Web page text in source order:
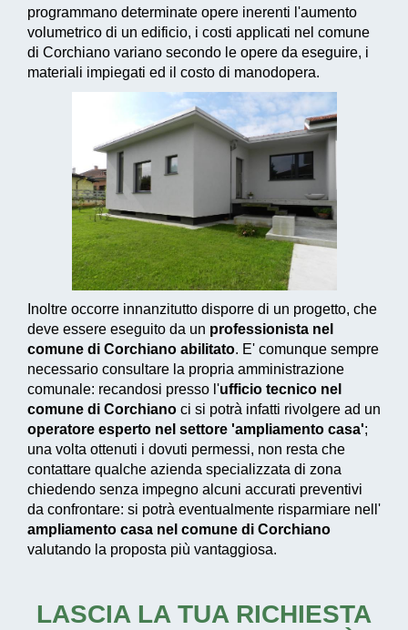
programmano determinate opere inerenti l'aumento
volumetrico di un edificio, i costi applicati nel comune
di Corchiano variano secondo le opere da eseguire, i
materiali impiegati ed il costo di manodopera.
Inoltre occorre innanzitutto disporre di un progetto, che
deve essere eseguito da un professionista nel
comune di Corchiano abilitato. E' comunque sempre
necessario consultare la propria amministrazione
comunale: recandosi presso l'ufficio tecnico nel
comune di Corchiano ci si potrà infatti rivolgere ad un
operatore esperto nel settore 'ampliamento casa';
una volta ottenuti i dovuti permessi, non resta che
contattare qualche azienda specializzata di zona
chiedendo senza impegno alcuni accurati preventivi
da confrontare: si potrà eventualmente risparmiare nell'
ampliamento casa nel comune di Corchiano
valutando la proposta più vantaggiosa.
LASCIA LA TUA RICHIESTA